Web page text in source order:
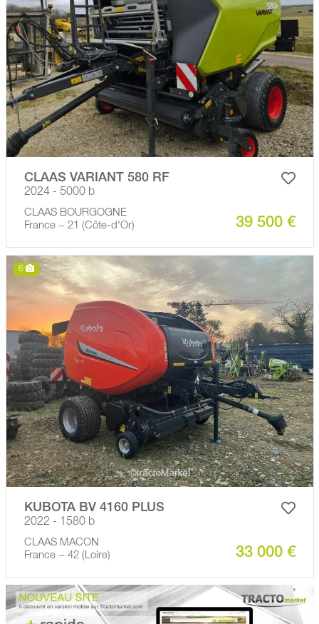
CLAAS VARIANT 580 RF
2024 - 5000 b
CLAAS BOURGOGNE
France − 21 (Côte-d'Or)
39 500 €
6
KUBOTA BV 4160 PLUS
2022 - 1580 b
CLAAS MACON
France − 42 (Loire)
33 000 €